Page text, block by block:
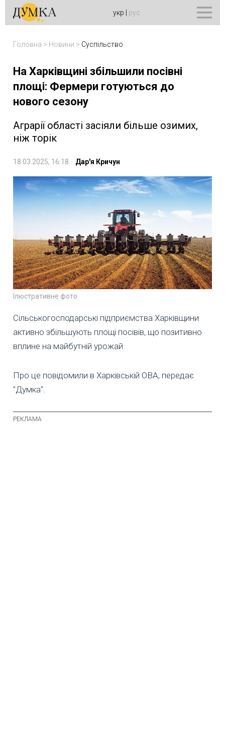
укр рус
Головна > Новини > Суспільство
На Харківщині збільшили посівні
площі: Фермери готуються до
нового сезону
Аграрії області засіяли більше озимих,
ніж торік
18.03.2025, 16:18 Дар'я Кричун
Ілюстративне фото
Сільськогосподарські підприємства Харківщини
активно збільшують площі посівів, що позитивно
вплине на майбутній урожай.
Про це повідомили в Харківській ОВА, передає
"Думка".